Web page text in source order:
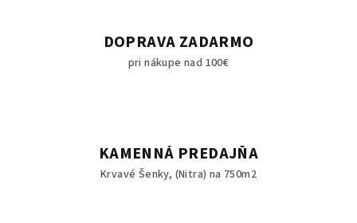
DOPRAVA ZADARMO
pri nákupe nad 100€
KAMENNÁ PREDAJŇA
Krvavé Šenky, (Nitra) na 750m2